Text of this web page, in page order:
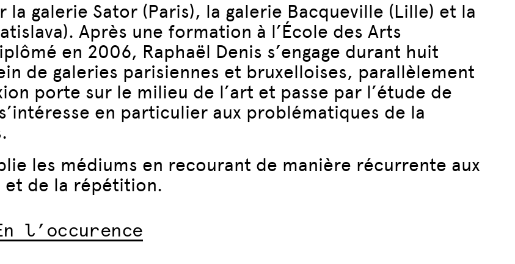
la galerie Sator (Paris), la galerie Bacqueville (Lille) et la
Après une formation à l’École des Arts
en 2006, Raphaël Denis s’engage durant huit
de galeries parisiennes et bruxelloises, parallèlement
porte sur le milieu de l’art et passe par l’étude de
en particulier aux problématiques de la
les médiums en recourant de manière récurrente aux
de la répétition.
l’occurence